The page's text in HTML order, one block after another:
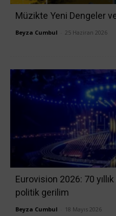
Müzikte Yeni Dengeler ve
Beyza Cumbul 25 Haziran 2026
Eurovision 2026: 70
politik gerilim
Beyza Cumbul 18 Mayıs 2026